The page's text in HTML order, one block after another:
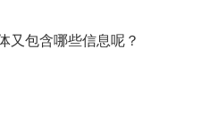
又包含哪些信息呢？